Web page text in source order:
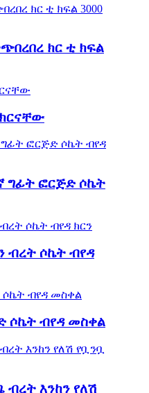
ክር ቲ ክፍል
ግፊት ፎርጅድ ሶኬት
ብረት ሶኬት ብየዳ
ሶኬት ብየዳ መስቀል
ብረት እንከን የለሽ